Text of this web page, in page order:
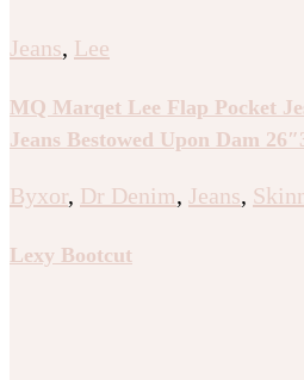
Jeans, Lee
MQ Marqet Lee Flap Pocket
Jeans Bestowed Upon Dam
Byxor, Dr Denim, Jeans,
Lexy Bootcut